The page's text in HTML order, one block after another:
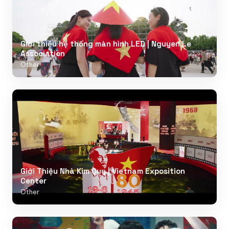
Giới thiệu hệ thống màn hình LED | Nguyen Le
Association
Other
Giới Thiệu Nhà Kim Quy | Vietnam Exposition
Center
Other